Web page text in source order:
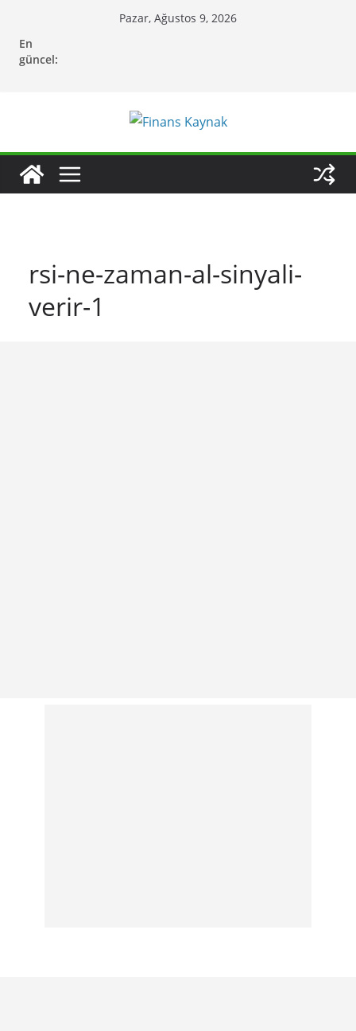
content
Pazar, Ağustos 9, 2026
En
güncel:
rsi-ne-zaman-al-sinyali-
verir-1